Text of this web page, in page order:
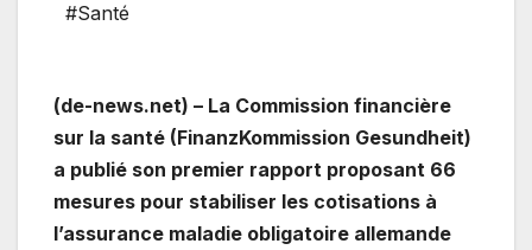
#Santé
(de-news.net) – La Commission financière
sur la santé (FinanzKommission Gesundheit)
a publié son premier rapport proposant 66
mesures pour stabiliser les cotisations à
l’assurance maladie obligatoire allemande